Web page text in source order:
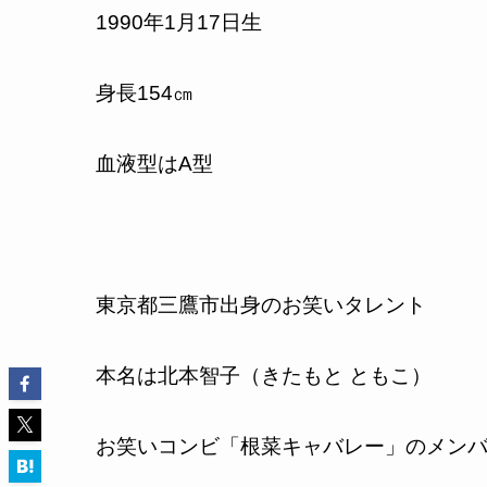
1990年1月 17 日生
身長154㎝
血液型はA型
東京都三鷹市出身のお笑いタレント
本名は北本智子（きたもと ともこ）
お笑いコンビ「根菜キャバレー」のメン